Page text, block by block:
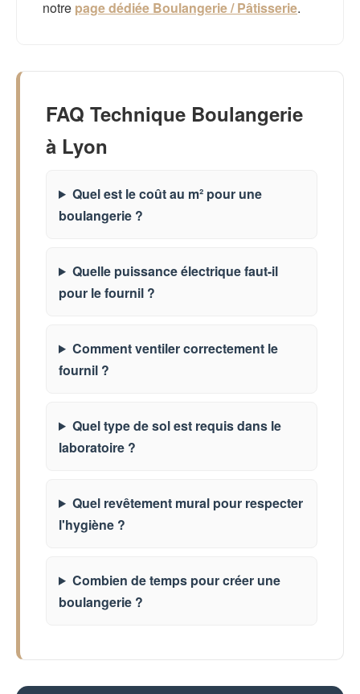
notre page dédiée Boulangerie / Pâtisserie.
FAQ Technique Boulangerie
à Lyon
Quel est le coût au m² pour une
boulangerie ?
Quelle puissance électrique faut-il
pour le fournil ?
Comment ventiler correctement le
fournil ?
Quel type de sol est requis dans le
laboratoire ?
Quel revêtement mural pour respecter
l'hygiène ?
Combien de temps pour créer une
boulangerie ?